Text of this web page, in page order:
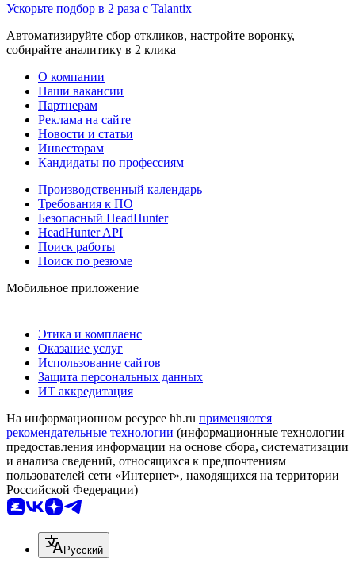
Ускорьте подбор в 2 раза с Talantix
Автоматизируйте сбор откликов, настройте воронку,
собирайте аналитику в 2 клика
О компании
Наши вакансии
Партнерам
Реклама на сайте
Новости и статьи
Инвесторам
Кандидаты по профессиям
Производственный календарь
Требования к ПО
Безопасный HeadHunter
HeadHunter API
Поиск работы
Поиск по резюме
Мобильное приложение
Этика и комплаенс
Оказание услуг
Использование сайтов
Защита персональных данных
ИТ аккредитация
На информационном ресурсе hh.ru применяются
рекомендательные технологии (информационные технологии
предоставления информации на основе сбора, систематизации
и анализа сведений, относящихся к предпочтениям
пользователей сети «Интернет», находящихся на территории
Российской Федерации)
Русский